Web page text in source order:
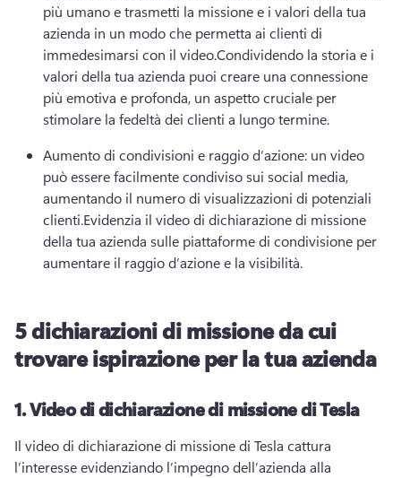
più umano e trasmetti la missione e i valori della tua
azienda in un modo che permetta ai clienti di
immedesimarsi con il video.Condividendo la storia e i
valori della tua azienda puoi creare una connessione
più emotiva e profonda, un aspetto cruciale per
stimolare la fedeltà dei clienti a lungo termine.
Aumento di condivisioni e raggio d’azione: un video
può essere facilmente condiviso sui social media,
aumentando il numero di visualizzazioni di potenziali
clienti.Evidenzia il video di dichiarazione di missione
della tua azienda sulle piattaforme di condivisione per
aumentare il raggio d’azione e la visibilità.
5 dichiarazioni di missione da cui
trovare ispirazione per la tua azienda
1.Video di dichiarazione di missione di Tesla
Il video di dichiarazione di missione di Tesla cattura
l’interesse evidenziando l’impegno dell’azienda alla